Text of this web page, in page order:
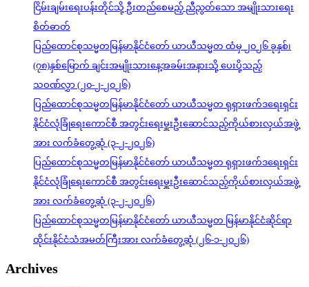
ငြိမ်းချမ်းရေးပန်းတိုင်သို့ ဦးတည်စေမည့် ညီညွတ်သော အမျိုးသားရေး
စိတ်ဓာတ်
ပြည်ထောင်စုသမ္မတမြန်မာနိုင်ငံတော် ယာယီသမ္မတ ထံမှ ၂၀၂၆ ခုနှစ်၊
(၇၈)နှစ်မြောက် ချင်းအမျိုးသားနေ့အခမ်းအနားသို့ ပေးပို့သည့်
သဝဏ်လွှာ (၂၀-၂-၂၀၂၆)
ပြည်ထောင်စုသမ္မတမြန်မာနိုင်ငံတော် ယာယီသမ္မတ ရုရှားဖက်ဒရေးရှင်း
နိုင်ငံလုံခြုံရေးကောင်စီ အတွင်းရေးမှူးဦးဆောင်သည့်ကိုယ်စားလှယ်အဖွဲ့
အား လက်ခံတွေ့ဆုံ (၃-၂-၂၀၂၆)
ပြည်ထောင်စုသမ္မတမြန်မာနိုင်ငံတော် ယာယီသမ္မတ ရုရှားဖက်ဒရေးရှင်း
နိုင်ငံလုံခြုံရေးကောင်စီ အတွင်းရေးမှူးဦးဆောင်သည့်ကိုယ်စားလှယ်အဖွဲ့
အား လက်ခံတွေ့ဆုံ (၃-၂-၂၀၂၆)
ပြည်ထောင်စုသမ္မတမြန်မာနိုင်ငံတော် ယာယီသမ္မတ မြန်မာနိုင်ငံဆိုင်ရာ
ထိုင်းနိုင်ငံသံအမတ်ကြီးအား လက်ခံတွေ့ဆုံ (၂၆-၁-၂၀၂၆)
Archives